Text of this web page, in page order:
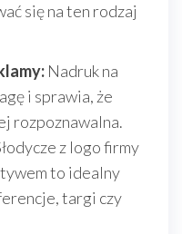
się na ten rodzaj
Nadruk na
i sprawia, że
rozpoznawalna.
z logo firmy
to idealny
targi czy